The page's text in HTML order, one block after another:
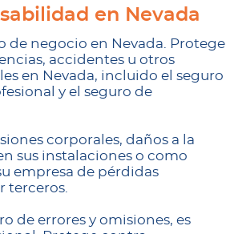
en Nevada
negocio en Nevada. Protege
accidentes u otros
en Nevada, incluido el seguro
y el seguro de
corporales, daños a la
sus instalaciones o como
empresa de pérdidas
terceros.
de errores y omisiones, es